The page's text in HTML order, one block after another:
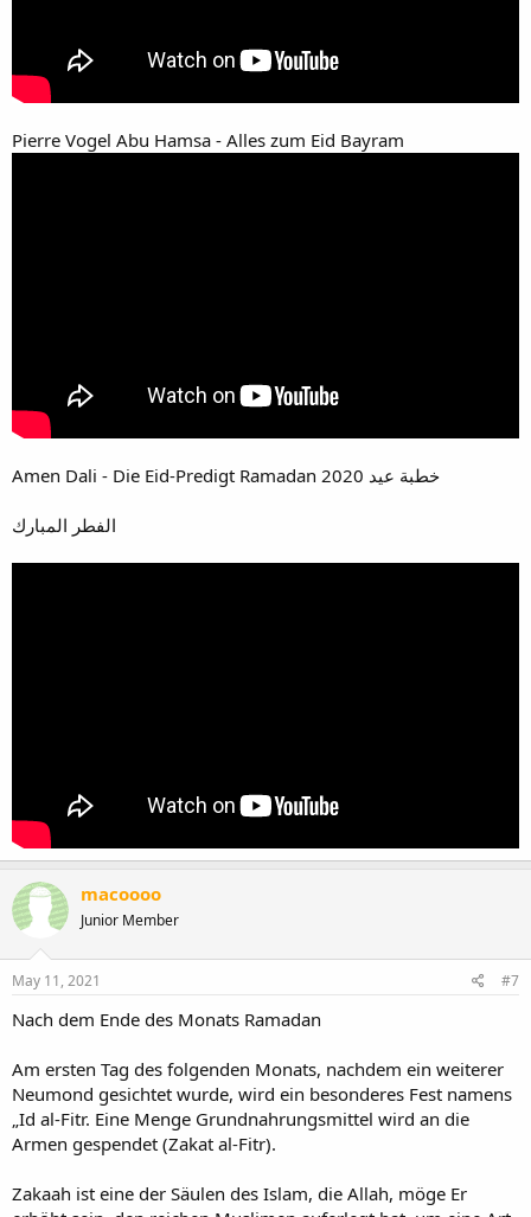
Pierre Vogel Abu Hamsa - Alles zum Eid Bayram
Amen Dali - Die Eid-Predigt Ramadan 2020 خطبة عيد
الفطر المبارك
macoooo
Junior Member
May 11, 2021 #7
Nach dem Ende des Monats Ramadan
Am ersten Tag des folgenden Monats, nachdem ein weiterer
Neumond gesichtet wurde, wird ein besonderes Fest namens
„Id al-Fitr. Eine Menge Grundnahrungsmittel wird an die
Armen gespendet (Zakat al-Fitr).
Zakaah ist eine der Säulen des Islam, die Allah, möge Er